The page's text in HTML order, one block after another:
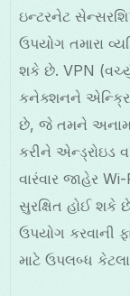
ઇન્ટરનેટ
ઉપયોગ તમારા
શકે છે. VPN
કનેક્શનને
છે, જે તમને
કરીને એન્ડ્રોઇડ
વારંવાર જાહેર
સુરક્ષિત હોઈ
ઉપયોગ કરવાની
માટે ઉપલબ્ધ